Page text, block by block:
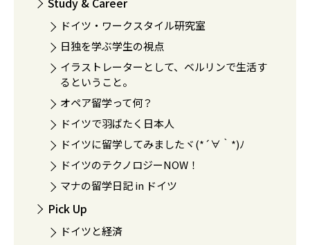
ドイツ・ワークスタイル研究室
日独を学ぶ学生の視点
イラストレーターとして、ベルリンで生活す
るということ。
オペア留学って何？
ドイツで羽ばたく日本人
ドイツに留学してみましたヾ(*´∀｀*)ﾉ
ドイツのテクノロジーNOW！
マナの留学日記 in ドイツ
Pick Up
ドイツと経済